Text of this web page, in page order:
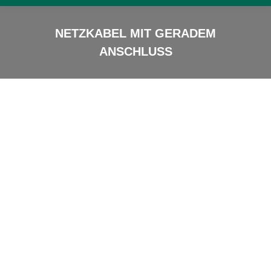
NETZKABEL MIT GERADEM
ANSCHLUSS